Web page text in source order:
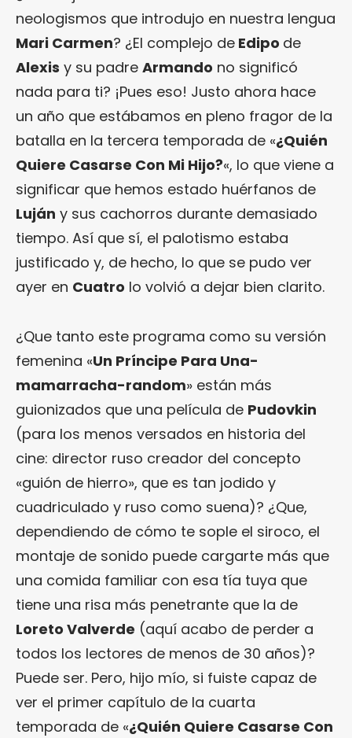
neologismos que introdujo en nuestra lengua
Mari Carmen? ¿El complejo de Edipo de
Alexis y su padre Armando no significó
nada para ti? ¡Pues eso! Justo ahora hace
un año que estábamos en pleno fragor de la
batalla en la tercera temporada de «¿Quién
Quiere Casarse Con Mi Hijo?«, lo que viene a
significar que hemos estado huérfanos de
Luján y sus cachorros durante demasiado
tiempo. Así que sí, el palotismo estaba
justificado y, de hecho, lo que se pudo ver
ayer en Cuatro lo volvió a dejar bien clarito.
¿Que tanto este programa como su versión
femenina «Un Príncipe Para Una-
mamarracha-random» están más
guionizados que una película de Pudovkin
(para los menos versados en historia del
cine: director ruso creador del concepto
«guión de hierro», que es tan jodido y
cuadriculado y ruso como suena)? ¿Que,
dependiendo de cómo te sople el siroco, el
montaje de sonido puede cargarte más que
una comida familiar con esa tía tuya que
tiene una risa más penetrante que la de
Loreto Valverde (aquí acabo de perder a
todos los lectores de menos de 30 años)?
Puede ser. Pero, hijo mío, si fuiste capaz de
ver el primer capítulo de la cuarta
temporada de «¿Quién Quiere Casarse Con